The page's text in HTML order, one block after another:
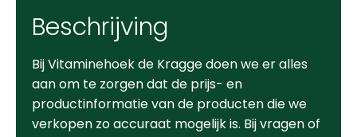
Beschrijving
Bij Vitaminehoek de Kragge doen we er alles
aan om te zorgen dat de prijs- en
productinformatie van de producten die we
verkopen zo accuraat mogelijk is. Bij vragen of